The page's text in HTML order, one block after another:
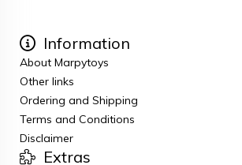
Information
About Marpytoys
Other links
Ordering and Shipping
Terms and Conditions
Disclaimer
Extras